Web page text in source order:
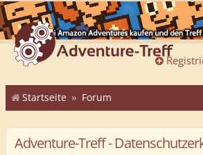
Startseite Forum
Adventure-Treff -